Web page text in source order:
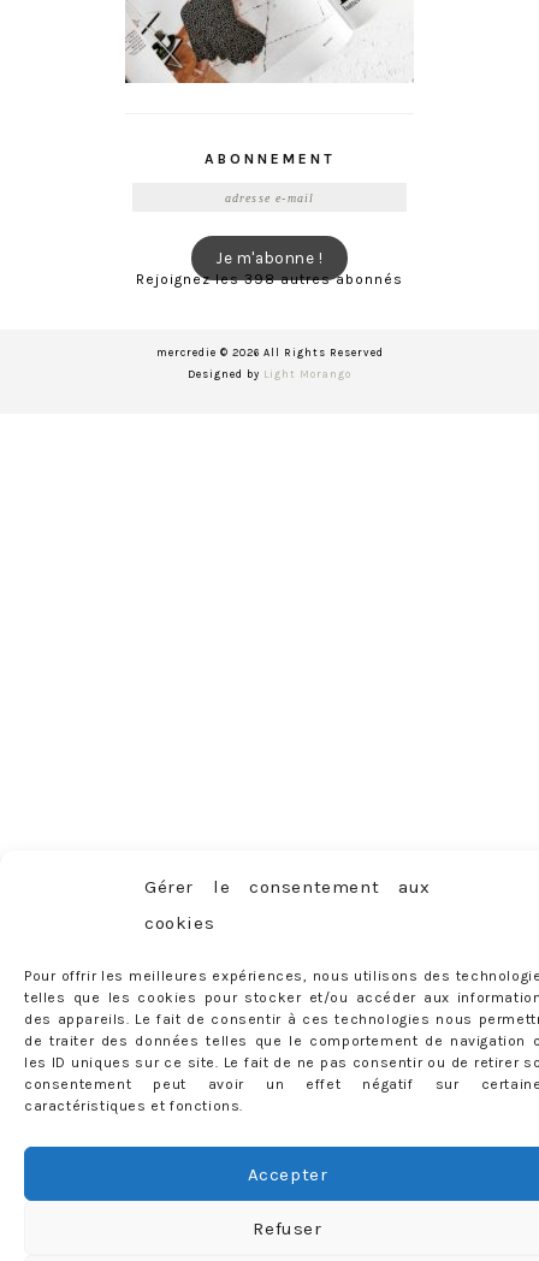
Gérer le consentement aux
cookies
Pour offrir les meilleures expériences, nous utilisons des
telles que les cookies pour stocker et/ou accéder aux
des appareils. Le fait de consentir à ces technologies nous
de traiter des données telles que le comportement de navigation
les ID uniques sur ce site. Le fait de ne pas consentir ou de retirer
consentement peut avoir un effet négatif sur
caractéristiques et fonctions.
Accepter
Refuser
ABONNEMENT
Je m'abonne !
Rejoignez les 398 autres abonnés
mercredie © 2026 All Rights Reserved
Designed by Light Morango